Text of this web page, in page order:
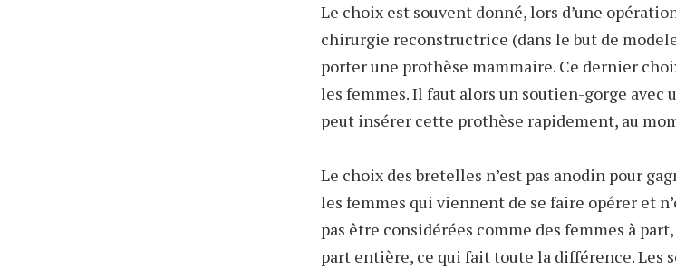
Le choix est souvent donné, lors d’une
chirurgie reconstructrice (dans le but de
porter une prothèse mammaire. Ce dernier
les femmes. Il faut alors un soutien-gorge avec
peut insérer cette prothèse rapidement, au
Le choix des bretelles n’est pas anodin pour
les femmes qui viennent de se faire opérer et
pas être considérées comme des femmes à
part entière, ce qui fait toute la différence. Les